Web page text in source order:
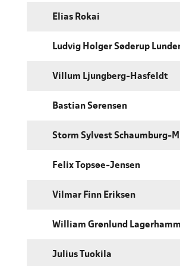
Elias Rokai
Ludvig Holger Søderup
Villum Ljungberg-Hasfeldt
Bastian Sørensen
Storm Sylvest Schaumburg-
Felix Topsøe-Jensen
Vilmar Finn Eriksen
William Grønlund
Julius Tuokila